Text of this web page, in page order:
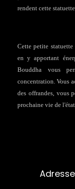
rendent cette
Cette petite
en y apportant
Bouddha vous
concentration. Vous
des offrandes, vous
prochaine vie de